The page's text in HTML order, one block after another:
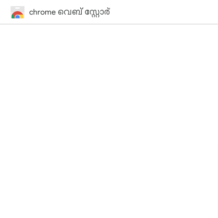
chrome വെബ് സ്റ്റോര്‍